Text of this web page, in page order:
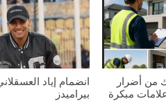
من أضرار
مبكرة
انضمام إياد
بيراميدز